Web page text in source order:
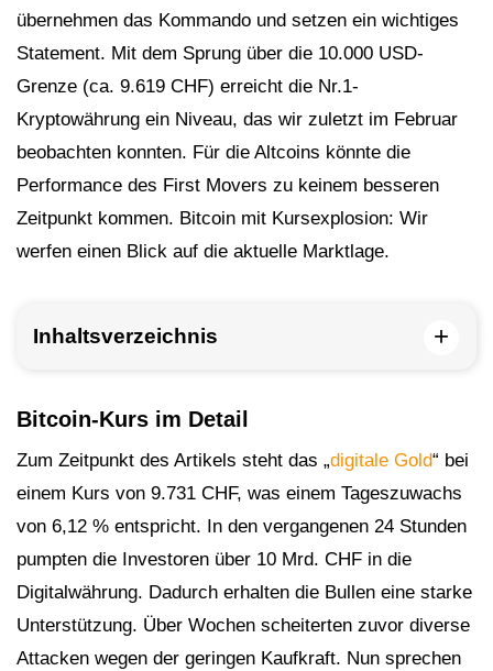
übernehmen das Kommando und setzen ein wichtiges
Statement. Mit dem Sprung über die 10.000 USD-
Grenze (ca. 9.619 CHF) erreicht die Nr.1-
Kryptowährung ein Niveau, das wir zuletzt im Februar
beobachten konnten. Für die Altcoins könnte die
Performance des First Movers zu keinem besseren
Zeitpunkt kommen. Bitcoin mit Kursexplosion: Wir
werfen einen Blick auf die aktuelle Marktlage.
Inhaltsverzeichnis +
Bitcoin-Kurs im Detail
Zum Zeitpunkt des Artikels steht das „digitale Gold“ bei
einem Kurs von 9.731 CHF, was einem Tageszuwachs
von 6,12 % entspricht. In den vergangenen 24 Stunden
pumpten die Investoren über 10 Mrd. CHF in die
Digitalwährung. Dadurch erhalten die Bullen eine starke
Unterstützung. Über Wochen scheiterten zuvor diverse
Attacken wegen der geringen Kaufkraft. Nun sprechen